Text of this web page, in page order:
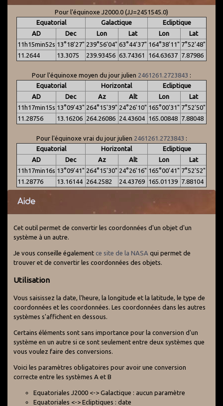
Pour l'équinoxe J2000.0 (JJ=2451545.0)
Equatorial
Galactique
Ecliptique
AD
Dec Lon Lat Lon
Lat
11h15min52s 13°18'27" 239°56'04" 63°44'37" 164°38'11" 7°52'48"
11.2644
13.3075 239.93456 63.74361 164.63637 7.87986
Pour l'équinoxe moyen du jour julien 2461261.2723843 :
Equatorial
Horizontal
Ecliptique
AD
Dec Az Alt Lon
Lat
11h17min15s 13°09'43" 264°15'39" 24°26'10" 165°00'31" 7°52'50"
11.28756
13.16206 264.26086 24.43604 165.00848 7.88048
Pour l'équinoxe vrai du jour julien 2461261.2723843 :
Equatorial
Horizontal
Ecliptique
AD
Dec Az Alt Lon
Lat
11h17min16s 13°09'41" 264°15'30" 24°26'16" 165°00'41" 7°52'52"
11.28776
13.16144 264.2582 24.43769 165.01139 7.88104
Aide
Cet outil permet de convertir les coordonnées d'un objet d'un
système à un autre.
Je vous conseille également ce site de la NASA qui permet de
trouver et de convertir les coordonnées des objets.
Utilisation
Vous saisissez la date, l'heure, la longitude et la latitude, le type de
coordonnées et les coordonnées. Les coordonnées dans les autres
systèmes s'affichent en dessous.
Certains éléments sont sans importance pour la conversion d'un
système en un autre si ce sont seulement entre deux systèmes que
vous voulez faire des conversions.
Voici les paramètres obligatoires pour avoir une conversion
correcte entre les systèmes A et B
Equatoriales J2000 <-> Galactique : aucun paramètre
Equatoriales <-> Ecliptiques : date